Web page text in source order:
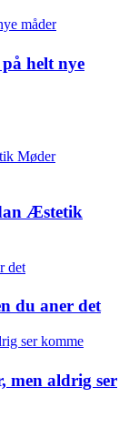
helt nye
Æstetik
du aner det
men aldrig ser